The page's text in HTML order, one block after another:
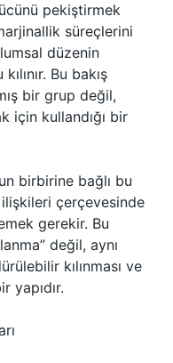
pekiştirmek
süreçlerini
düzenin
Bu bakış
bir grup değil,
için kullandığı bir
birbirine bağlı bu
çerçevesinde
gerekir. Bu
değil, aynı
kılınması ve
yapıdır.